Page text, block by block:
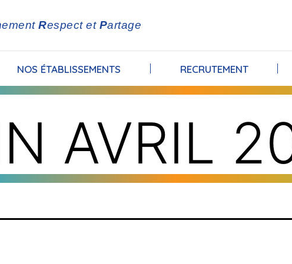
Respect et Partage
NOS ÉTABLISSEMENTS RECRUTEMENT
AVRIL